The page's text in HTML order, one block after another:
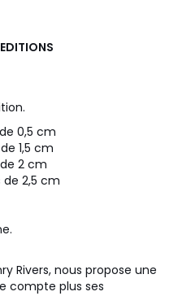
0,5 cm
1,5 cm
2 cm
2,5 cm
Rivers, nous propose une
compte plus ses